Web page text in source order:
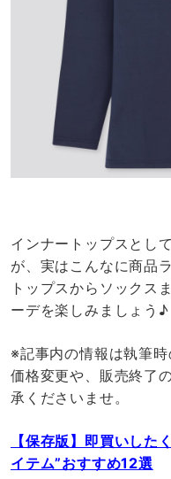
インナートップスとし
が、実はこんなに商品
トップスからソックス
ーデを楽しみましょう♪
※記事内の情報は執筆時
価格変更や、販売終了
承くださいませ。
【保存版】即買いし
イテム”おすすめ12選